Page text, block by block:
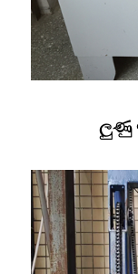
ලුණු